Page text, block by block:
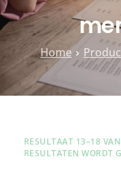
Disposables
Disposables
Voor op tafel
Home
RESULTAAT 13–18
RESULTATEN WORDT